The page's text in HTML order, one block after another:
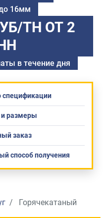
16мм
ТН ОТ 2
в течение дня
спецификации
и размеры
заказ
способ получения
Горячекатаный